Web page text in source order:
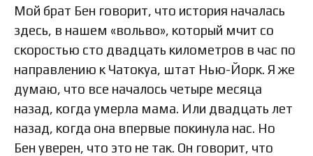
Мой брат Бен говорит, что история началась
здесь, в нашем «вольво», который мчит со
скоростью сто двадцать километров в час по
направлению к Чатокуа, штат Нью-Йорк. Я же
думаю, что все началось четыре месяца
назад, когда умерла мама. Или двадцать лет
назад, когда она впервые покинула нас. Но
Бен уверен, что это не так. Он говорит, что